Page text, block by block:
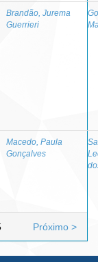
Brandão, Jurema
Guerrieri
Macedo, Paula
Gonçalves
Próximo >